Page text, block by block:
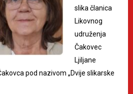
slika članica
Likovnog
udruženja
Čakovec
Ljiljane
pod nazivom „Dvije slikarske